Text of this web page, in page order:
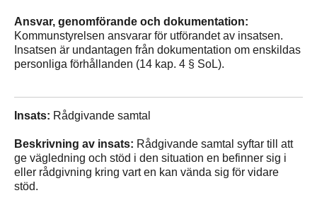
Ansvar, genomförande och dokumentation:
Kommunstyrelsen ansvarar för utförandet av insatsen.
Insatsen är undantagen från dokumentation om enskildas
personliga förhållanden (14 kap. 4 § SoL).
Insats: Rådgivande samtal
Beskrivning av insats: Rådgivande samtal syftar till att
ge vägledning och stöd i den situation en befinner sig i
eller rådgivning kring vart en kan vända sig för vidare
stöd.